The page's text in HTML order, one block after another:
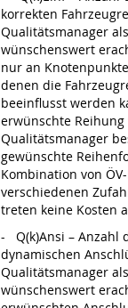
korrekten
Qualitätsmanager
wünschenswert
nur an
denen die
beeinflusst werden
erwünschte
Qualitätsmanager
gewünschte
Kombination von
verschiedenen
treten keine Kosten
- Q(k)Ansi – Anzahl
dynamischen
Qualitätsmanager
wünschenswert